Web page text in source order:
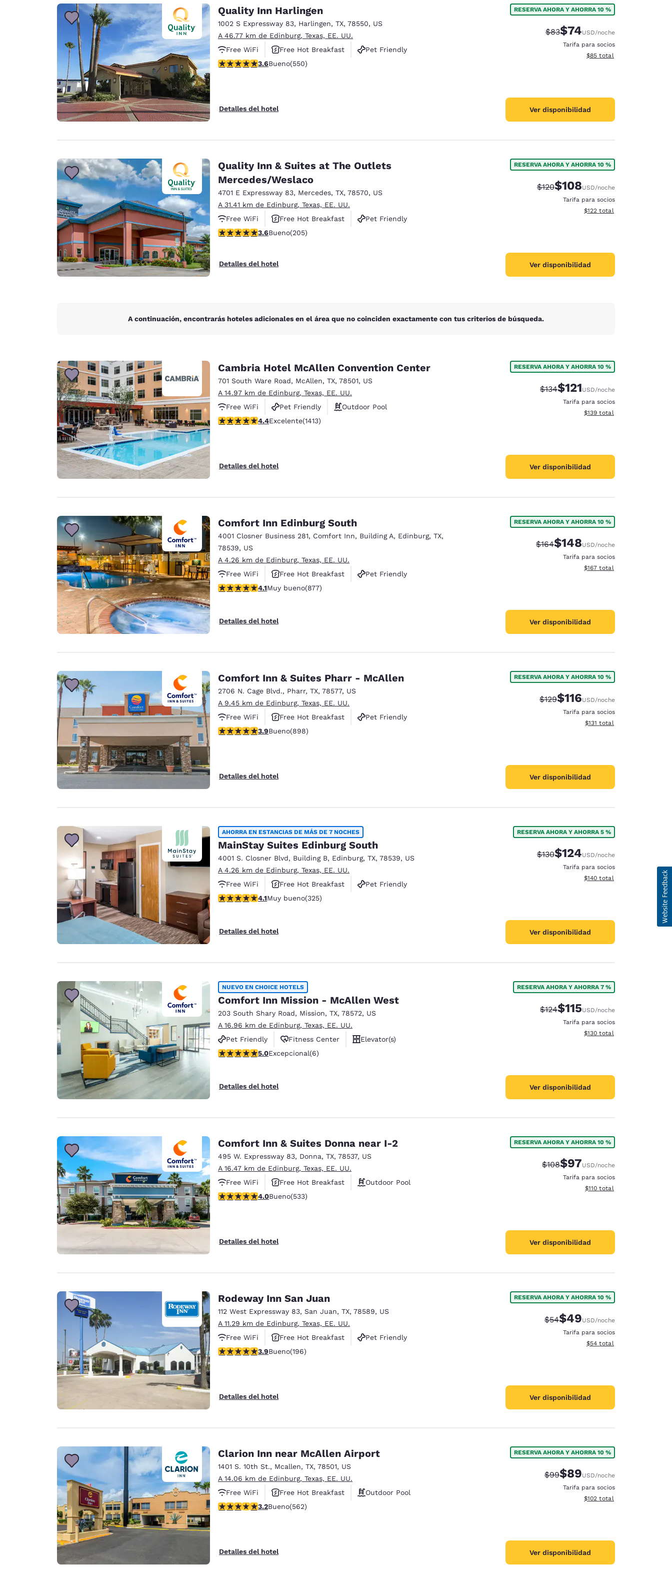
Français Español
Europa
Deutschland
Deutsch
Germany
Spain
English
Ireland
English
Asia-Pacífico
Australia
English
India
English
Quality Inn Harlingen
1002 S Expressway 83, Harlingen, TX, 78550, US
A 46.77 km de Edinburg, Texas, EE. UU.
Free WiFi
Free Hot Breakfast
Pet Friendly
calificación de 3.58 estrellas. Bueno. 550 reseñas
3.6Bueno(550)
Detalles del hotel
RESERVA AHORA Y AHORRA 10 %
Precio tachado:
$83Precio con descuento:
$74USD/noche
Tarifa para socios
Ver detalles del total
$85 total
Ver disponibilidad
Quality Inn & Suites at The Outlets
Mercedes/Weslaco
4701 E Expressway 83, Mercedes, TX, 78570, US
A 31.41 km de Edinburg, Texas, EE. UU.
Free WiFi
Free Hot Breakfast
Pet Friendly
calificación de 3.56 estrellas. Bueno. 205 reseñas
3.6Bueno(205)
Detalles del hotel
RESERVA AHORA Y AHORRA 10 %
Precio tachado:
$120Precio con descuento:
$108USD/noche
Tarifa para socios
Ver detalles del total
$122 total
Ver disponibilidad
A continuación, encontrarás hoteles adicionales en el área que no coinciden exactamente con tus criterios de búsqueda.
Cambria Hotel McAllen Convention Center
701 South Ware Road, McAllen, TX, 78501, US
A 14.97 km de Edinburg, Texas, EE. UU.
Free WiFi
Pet Friendly
Outdoor Pool
calificación de 4.41 estrellas. Excelente. 1413 reseñas
4.4Excelente(1413)
Detalles del hotel
RESERVA AHORA Y AHORRA 10 %
Precio tachado:
$134Precio con descuento:
$121USD/noche
Tarifa para socios
Ver detalles del total
$139 total
Ver disponibilidad
Comfort Inn Edinburg South
4001 Closner Business 281, Comfort Inn, Building A, Edinburg, TX,
78539, US
A 4.26 km de Edinburg, Texas, EE. UU.
Free WiFi
Free Hot Breakfast
Pet Friendly
calificación de 4.12 estrellas. Muy bueno. 877 reseñas
4.1Muy bueno(877)
Detalles del hotel
RESERVA AHORA Y AHORRA 10 %
Precio tachado:
$164Precio con descuento:
$148USD/noche
Tarifa para socios
Ver detalles del total
$167 total
Ver disponibilidad
Comfort Inn & Suites Pharr - McAllen
2706 N. Cage Blvd., Pharr, TX, 78577, US
A 9.45 km de Edinburg, Texas, EE. UU.
Free WiFi
Free Hot Breakfast
Pet Friendly
calificación de 3.92 estrellas. Bueno. 898 reseñas
3.9Bueno(898)
Detalles del hotel
RESERVA AHORA Y AHORRA 10 %
Precio tachado:
$129Precio con descuento:
$116USD/noche
Tarifa para socios
Ver detalles del total
$131 total
Ver disponibilidad
AHORRA EN ESTANCIAS DE MÁS DE 7 NOCHES
MainStay Suites Edinburg South
4001 S. Closner Blvd, Building B, Edinburg, TX, 78539, US
A 4.26 km de Edinburg, Texas, EE. UU.
Free WiFi
Free Hot Breakfast
Pet Friendly
calificación de 4.1 estrellas. Muy bueno. 325 reseñas
4.1Muy bueno(325)
Detalles del hotel
RESERVA AHORA Y AHORRA 5 %
Precio tachado:
$130Precio con descuento:
$124USD/noche
Tarifa para socios
Ver detalles del total
$140 total
Ver disponibilidad
NUEVO EN CHOICE HOTELS
Comfort Inn Mission - McAllen West
203 South Shary Road, Mission, TX, 78572, US
A 16.96 km de Edinburg, Texas, EE. UU.
Pet Friendly
Fitness Center
Elevator(s)
calificación de 5 estrellas. Excepcional. 6 reseñas
5.0Excepcional(6)
Detalles del hotel
RESERVA AHORA Y AHORRA 7 %
Precio tachado:
$124Precio con descuento:
$115USD/noche
Tarifa para socios
Ver detalles del total
$130 total
Ver disponibilidad
Comfort Inn & Suites Donna near I-2
495 W. Expressway 83, Donna, TX, 78537, US
A 16.47 km de Edinburg, Texas, EE. UU.
Free WiFi
Free Hot Breakfast
Outdoor Pool
calificación de 3.99 estrellas. Bueno. 533 reseñas
4.0Bueno(533)
Detalles del hotel
RESERVA AHORA Y AHORRA 10 %
Precio tachado:
$108Precio con descuento:
$97USD/noche
Tarifa para socios
Ver detalles del total
$110 total
Ver disponibilidad
Rodeway Inn San Juan
112 West Expressway 83, San Juan, TX, 78589, US
A 11.29 km de Edinburg, Texas, EE. UU.
Free WiFi
Free Hot Breakfast
Pet Friendly
calificación de 3.91 estrellas. Bueno. 196 reseñas
3.9Bueno(196)
Detalles del hotel
RESERVA AHORA Y AHORRA 10 %
Precio tachado:
$54Precio con descuento:
$49USD/noche
Tarifa para socios
Ver detalles del total
$54 total
Ver disponibilidad
Clarion Inn near McAllen Airport
1401 S. 10th St., Mcallen, TX, 78501, US
A 14.06 km de Edinburg, Texas, EE. UU.
Free WiFi
Free Hot Breakfast
Outdoor Pool
calificación de 3.23 estrellas. Bueno. 562 reseñas
3.2Bueno(562)
Detalles del hotel
RESERVA AHORA Y AHORRA 10 %
Precio tachado:
$99Precio con descuento:
$89USD/noche
Tarifa para socios
Ver detalles del total
$102 total
Ver disponibilidad